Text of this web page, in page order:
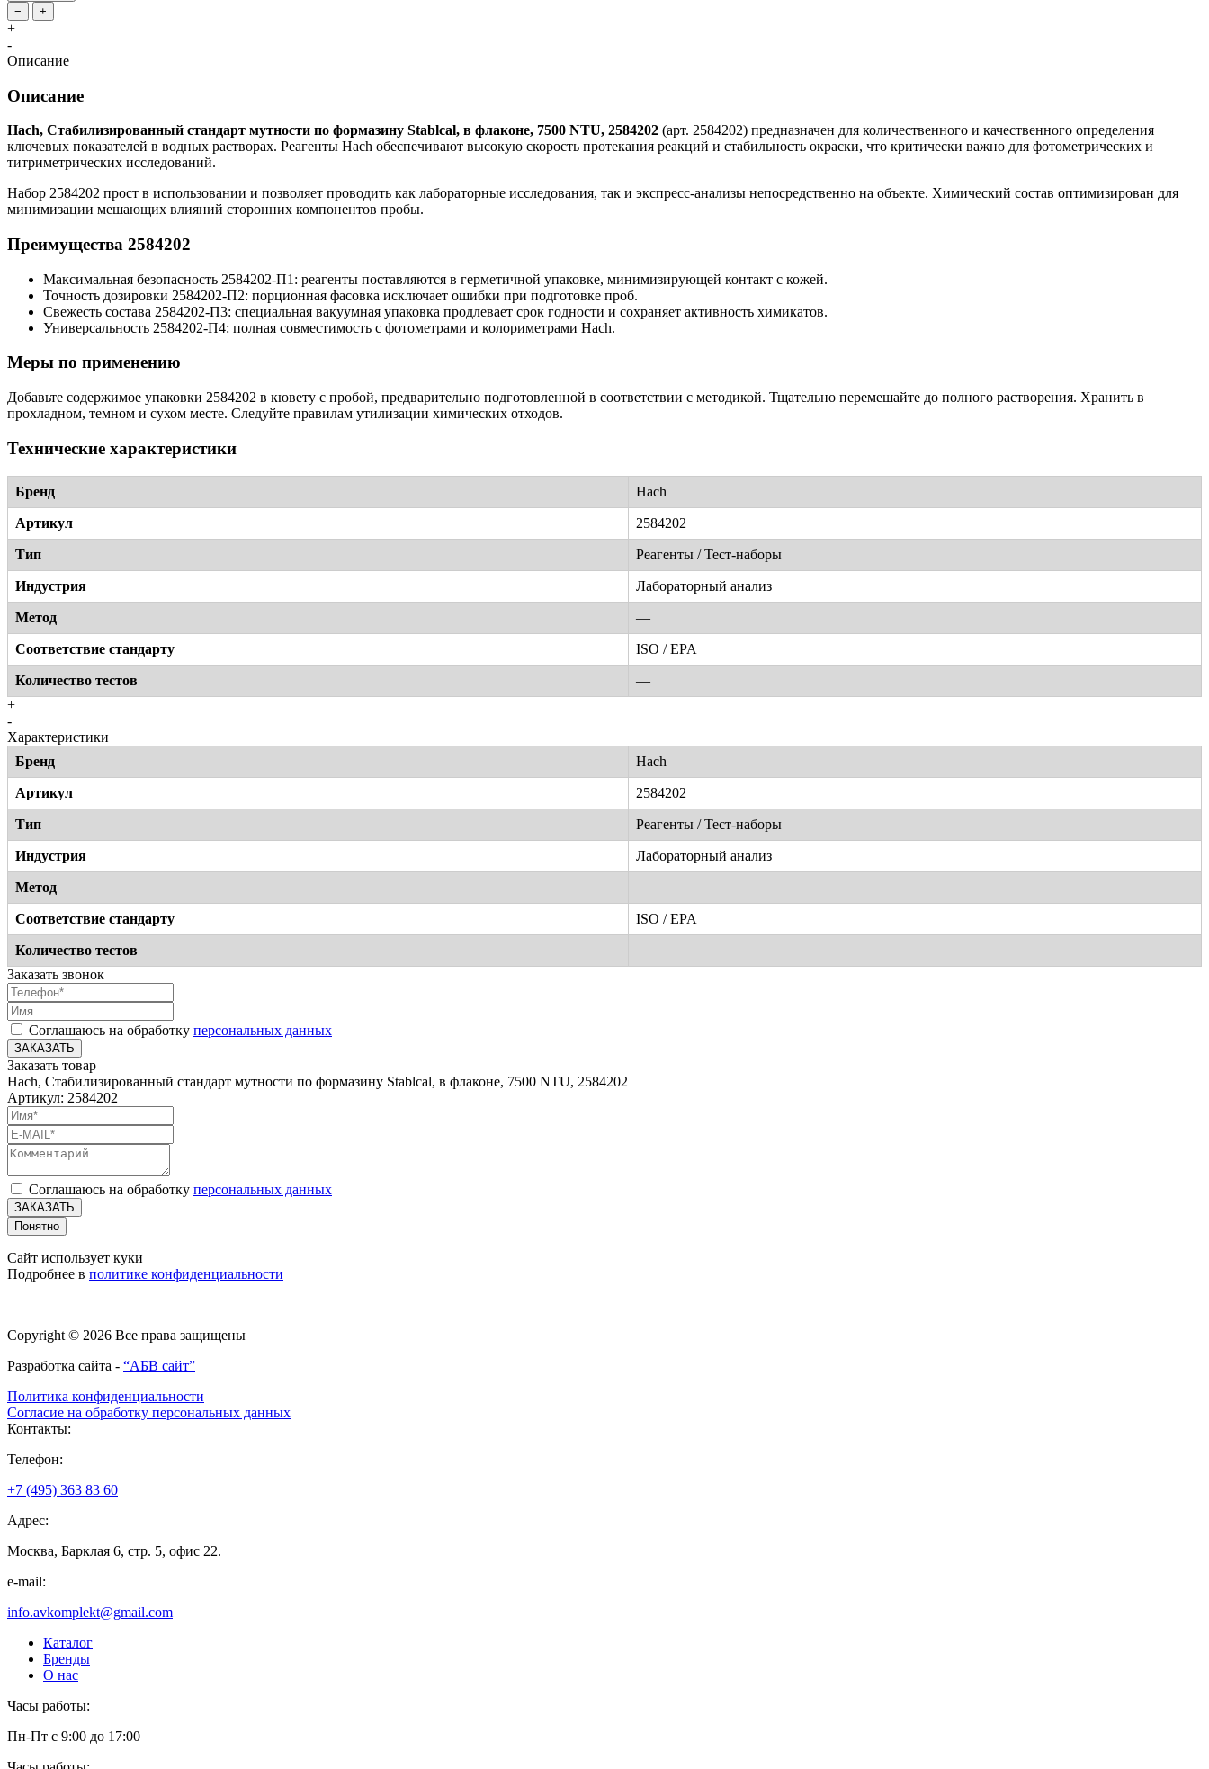
−
+
+
-
Описание
Описание
Hach, Стабилизированный стандарт мутности по формазину Stablcal, в флаконе, 7500 NTU, 2584202 (арт. 2584202) предназначен для количественного и качественного определения
ключевых показателей в водных растворах. Реагенты Hach обеспечивают высокую скорость протекания реакций и стабильность окраски, что критически важно для фотометрических и
титриметрических исследований.
Набор 2584202 прост в использовании и позволяет проводить как лабораторные исследования, так и экспресс-анализы непосредственно на объекте. Химический состав оптимизирован для
минимизации мешающих влияний сторонних компонентов пробы.
Преимущества 2584202
Максимальная безопасность 2584202-П1: реагенты поставляются в герметичной упаковке, минимизирующей контакт с кожей.
Точность дозировки 2584202-П2: порционная фасовка исключает ошибки при подготовке проб.
Свежесть состава 2584202-П3: специальная вакуумная упаковка продлевает срок годности и сохраняет активность химикатов.
Универсальность 2584202-П4: полная совместимость с фотометрами и колориметрами Hach.
Меры по применению
Добавьте содержимое упаковки 2584202 в кювету с пробой, предварительно подготовленной в соответствии с методикой. Тщательно перемешайте до полного растворения. Хранить в
прохладном, темном и сухом месте. Следуйте правилам утилизации химических отходов.
Технические характеристики
Бренд Hach
Артикул 2584202
Тип Реагенты / Тест-наборы
Индустрия Лабораторный анализ
Метод —
Соответствие стандарту ISO / EPA
Количество тестов
—
+
-
Характеристики
Бренд
Hach
Артикул 2584202
Тип Реагенты / Тест-наборы
Индустрия Лабораторный анализ
Метод —
Соответствие стандарту ISO / EPA
Количество тестов
—
Заказать звонок
Соглашаюсь на обработку персональных данных
ЗАКАЗАТЬ
Заказать товар
Hach, Стабилизированный стандарт мутности по формазину Stablcal, в флаконе, 7500 NTU, 2584202
Артикул: 2584202
Соглашаюсь на обработку персональных данных
ЗАКАЗАТЬ
Понятно
Сайт использует куки
Подробнее в политике конфиденциальности
Copyright © 2026 Все права защищены
Разработка сайта - “АБВ сайт”
Политика конфиденциальности
Согласие на обработку персональных данных
Контакты:
Телефон:
+7 (495) 363 83 60
Адрес:
Москва, Барклая 6, стр. 5, офис 22.
e-mail:
info.avkomplekt@gmail.com
Каталог
Бренды
О нас
Часы работы:
Пн-Пт с 9:00 до 17:00